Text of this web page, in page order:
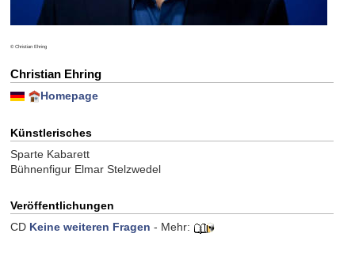
© Christian Ehring
Christian Ehring
Homepage
Künstlerisches
Sparte Kabarett
Bühnenfigur Elmar Stelzwedel
Veröffentlichungen
CD Keine weiteren Fragen - Mehr: